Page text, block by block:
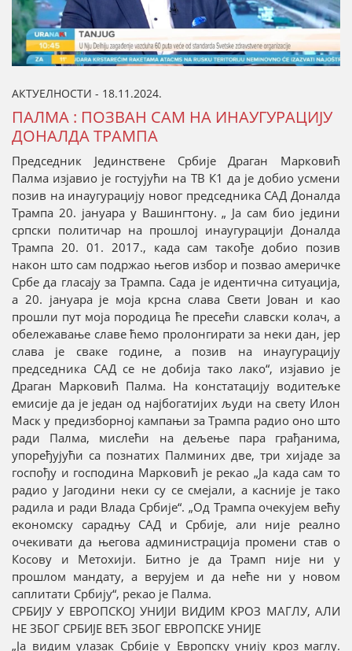
АКТУЕЛНОСТИ - 18.11.2024.
ПАЛМА : ПОЗВАН САМ НА ИНАУГУРАЦИЈУ
ДОНАЛДА ТРАМПА
Председник Јединствене Србије Драган Марковић
Палма изјавио је гостујући на ТВ К1 да је добио усмени
позив на инаугурацију новог председника САД Доналда
Трампа 20. јануара у Вашингтону. „ Ја сам био једини
српски политичар на прошлој инаугурацији Доналда
Трампа 20. 01. 2017., када сам такође добио позив
након што сам подржао његов избор и позвао америчке
Србе да гласају за Трампа. Сада је идентична ситуација,
а 20. јануара је моја крсна слава Свети Јован и као
прошли пут моја породица ће пресећи славски колач, а
обележавање славе ћемо пролонгирати за неки дан, јер
слава је сваке године, а позив на инаугурацију
председника САД се не добија тако лако“, изјавио је
Драган Марковић Палма. На констатацију водитељке
емисије да је један од најбогатијих људи на свету Илон
Маск у предизборној кампањи за Трампа радио оно што
ради Палма, мислећи на дељење пара грађанима,
упоређујући са познатих Палминих две, три хијаде за
госпођу и господина Марковић је рекао „Ја када сам то
радио у Јагодини неки су се смејали, а касније је тако
радила и ради Влада Србије“. „Од Трампа очекујем већу
економску сарадњу САД и Србије, али није реално
очекивати да његова администрација промени став о
Косову и Метохији. Битно је да Трамп није ни у
прошлом мандату, а верујем и да неће ни у новом
саплитати Србију“, рекао је Палма.
СРБИЈУ У ЕВРОПСКОЈ УНИЈИ ВИДИМ КРОЗ МАГЛУ, АЛИ
НЕ ЗБОГ СРБИЈЕ ВЕЋ ЗБОГ ЕВРОПСКЕ УНИЈЕ
„Ја видим улазак Србије у Европску унију кроз маглу.